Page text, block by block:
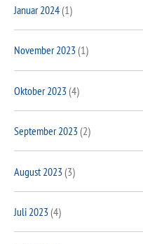
Januar 2024(1)
November 2023(1)
Oktober 2023(4)
September 2023(2)
August 2023(3)
Juli 2023(4)